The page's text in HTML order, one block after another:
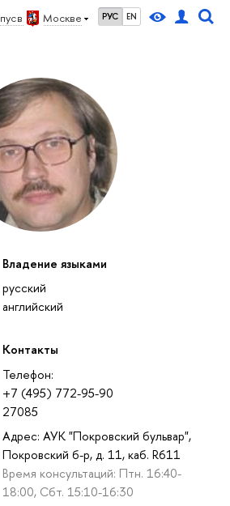
в Москве РУС EN
Владение языками
русский
английский
Контакты
Телефон:
+7 (495) 772-95-90
27085
Адрес: АУК "Покровский бульвар",
Покровский б-р, д. 11, каб. R611
Время консультаций: Птн. 16:40-
18:00, Сбт. 15:10-16:30